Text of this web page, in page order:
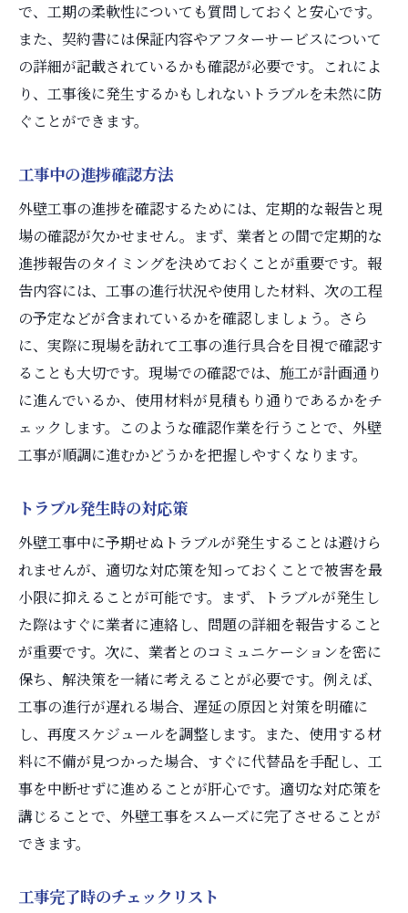
で、工期の柔軟性についても質問しておくと安心です。
また、契約書には保証内容やアフターサービスについて
の詳細が記載されているかも確認が必要です。これによ
り、工事後に発生するかもしれないトラブルを未然に防
ぐことができます。
工事中の進捗確認方法
外壁工事の進捗を確認するためには、定期的な報告と現
場の確認が欠かせません。まず、業者との間で定期的な
進捗報告のタイミングを決めておくことが重要です。報
告内容には、工事の進行状況や使用した材料、次の工程
の予定などが含まれているかを確認しましょう。さら
に、実際に現場を訪れて工事の進行具合を目視で確認す
ることも大切です。現場での確認では、施工が計画通り
に進んでいるか、使用材料が見積もり通りであるかをチ
ェックします。このような確認作業を行うことで、外壁
工事が順調に進むかどうかを把握しやすくなります。
トラブル発生時の対応策
外壁工事中に予期せぬトラブルが発生することは避けら
れませんが、適切な対応策を知っておくことで被害を最
小限に抑えることが可能です。まず、トラブルが発生し
た際はすぐに業者に連絡し、問題の詳細を報告すること
が重要です。次に、業者とのコミュニケーションを密に
保ち、解決策を一緒に考えることが必要です。例えば、
工事の進行が遅れる場合、遅延の原因と対策を明確に
し、再度スケジュールを調整します。また、使用する材
料に不備が見つかった場合、すぐに代替品を手配し、工
事を中断せずに進めることが肝心です。適切な対応策を
講じることで、外壁工事をスムーズに完了させることが
できます。
工事完了時のチェックリスト